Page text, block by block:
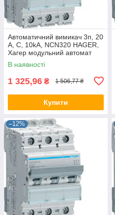
Автоматичний вимикач 3п, 20
А, C, 10kA, NCN320 HAGER,
Хагер модульний автомат
для щитів і боксів
В наявності
1 325,96 ₴ 1 506,77 ₴
Купити
–12%